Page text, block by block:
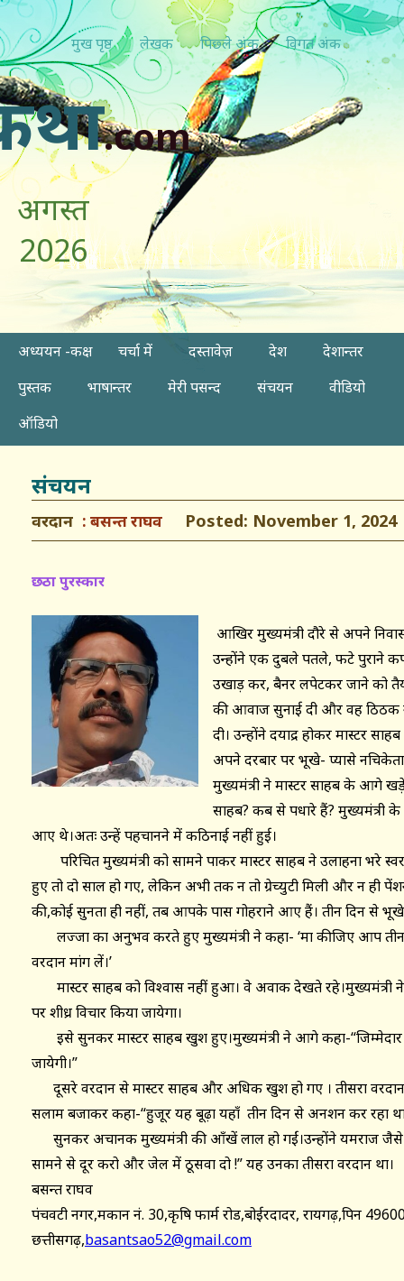
मुख पृष्ठ लेखक पिछ्ले अंक विगत अंक
.com
अगस्त
2026
अध्ययन -कक्ष चर्चा में दस्तावेज़ देश
देशान्तर
पुस्तक
भाषान्तर मेरी पसन्द संचयन
वीडियो
ऑडियो
संचयन
वरदान बसन्त राघव Posted: November 1, 2024
छठा पुरस्कार
आखिर मुख्यमंत्री दौरे से अपने
उन्होंने एक दुबले पतले, फटे पुराने
उखाड़ कर, बैनर लपेटकर जाने को
की आवाज सुनाई दी और वह ठिठक
दी। उन्होंने दयाद्र होकर मास्टर
अपने दरबार पर भूखे- प्यासे
मुख्यमंत्री ने मास्टर साहब के आगे
साहब? कब से पधारे हैं? मुख्यमंत्री के
आए थे।अतः उन्हें पहचानने में कठिनाई नहीं हुई।
परिचित मुख्यमंत्री को सामने पाकर मास्टर साहब ने उलाहना भरे
हुए तो दो साल हो गए, लेकिन अभी तक न तो ग्रेच्युटी मिली और न ही
की,कोई सुनता ही नहीं, तब आपके पास गोहराने आए हैं। तीन दिन से
लज्जा का अनुभव करते हुए मुख्यमंत्री ने कहा- ‘क्षमा कीजिए आप
वरदान मांग लें।’
मास्टर साहब को विश्वास नहीं हुआ। वे अवाक देखते रहे।मुख्यमंत्री
पर शीध्र विचार किया जायेगा।
इसे सुनकर मास्टर साहब खुश हुए।मुख्यमंत्री ने आगे कहा-“जिम्मेदार
जायेगी।”
दूसरे वरदान से मास्टर साहब और अधिक खुश हो गए । तीसरा वरदान
सलाम बजाकर कहा-“हुजूर यह बूढ़ा यहाँ तीन दिन से अनशन कर रहा
सुनकर अचानक मुख्यमंत्री की आँखें लाल हो गईं।उन्होंने यमराज जैसे
सामने से दूर करो और जेल में ठूसवा दो !” यह उनका तीसरा वरदान था।
बसन्त राघव
पंचवटी नगर,मकान नं. 30,कृषि फार्म रोड,बोईरदादर, रायगढ़,पिन
छत्तीसगढ़,basantsao52@gmail.com